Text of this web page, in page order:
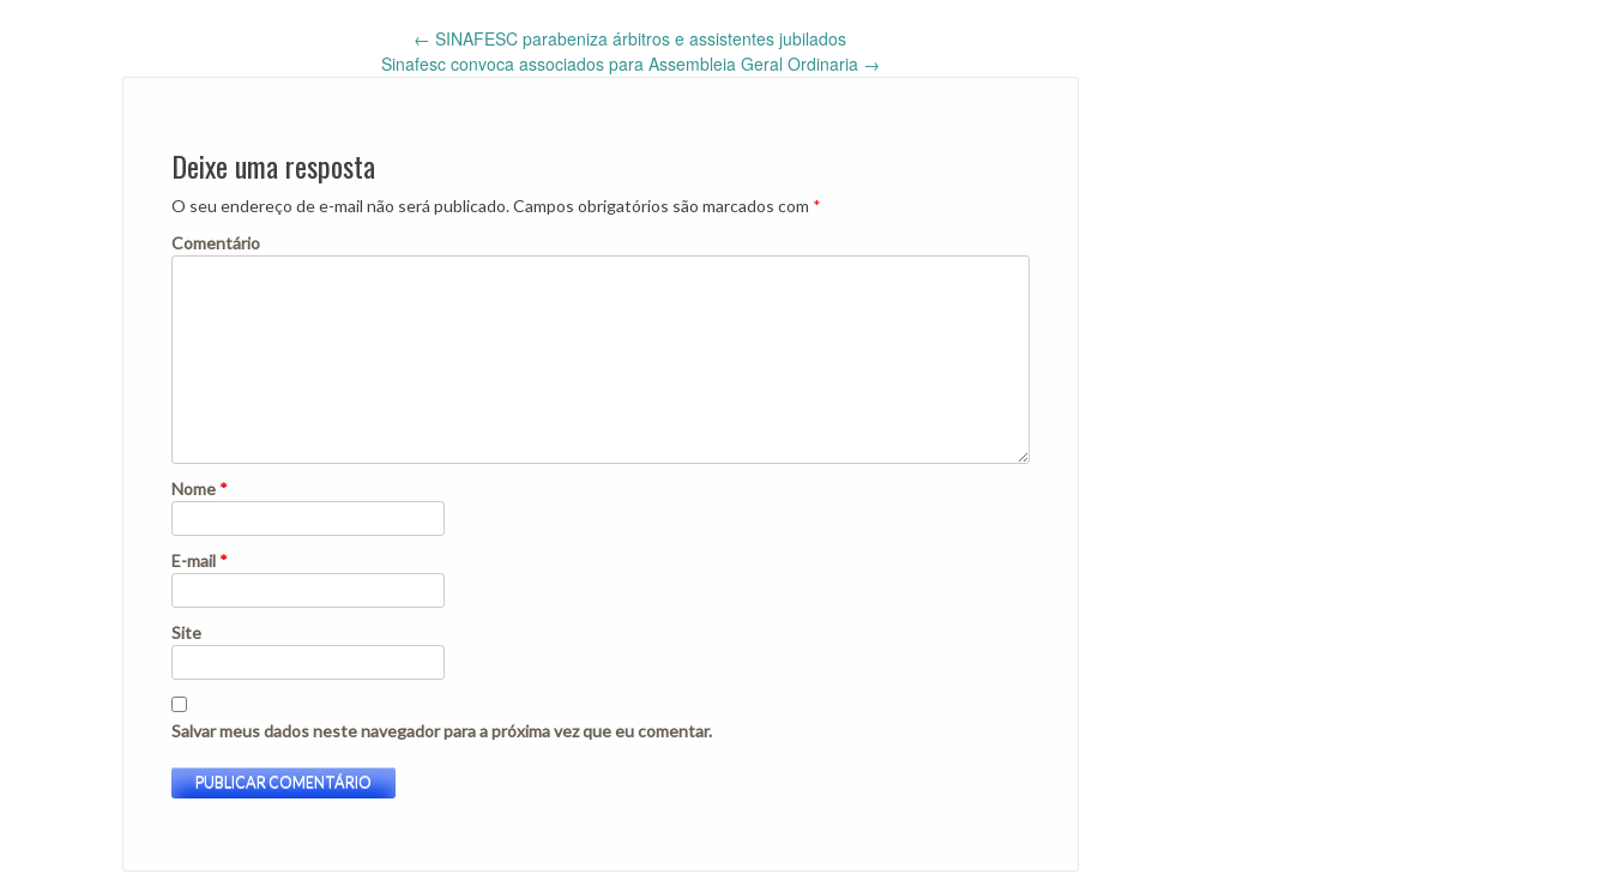
Post
← SINAFESC parabeniza árbitros e assistentes jubilados
Sinafesc convoca associados para Assembleia Geral Ordinaria →
Deixe uma resposta
O seu endereço de e-mail não será publicado.Campos obrigatórios são marcados com *
Comentário
Nome *
E-mail *
Site
Salvar meus dados neste navegador para a próxima vez que eu comentar.